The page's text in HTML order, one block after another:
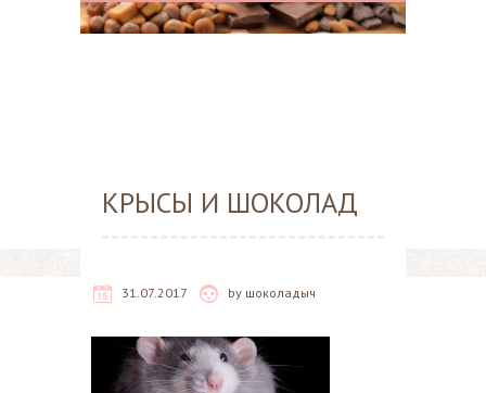
КРЫСЫ И ШОКОЛАД
31.07.2017 by шоколадыч